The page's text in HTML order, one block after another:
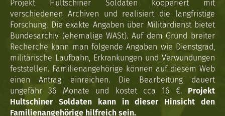
Projekt Hultschiner Soldaten kooperiert mit
verschiedenen Archiven und realisiert die langfristige
Forschung. Die exakte Angaben über Militärdienst bietet
Bundesarchiv (ehemalige WASt). Auf dem Grund breiter
Recherche kann man folgende Angaben wie Dienstgrad,
militärische Laufbahn, Erkrankungen und Verwundungen
feststellen. Familienangehörige können auf diesem Web
einen Antrag einreichen. Die Bearbeitung dauert
ungefähr 36 Monate und kostet cca 16 €. Projekt
Hultschiner Soldaten kann in dieser Hinsicht den
Familienangehörige hilfreich sein.